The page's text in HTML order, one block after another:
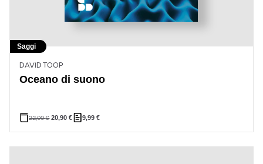
Saggi
DAVID TOOP
Oceano di suono
22,00€ 20,90€ 9,99 €